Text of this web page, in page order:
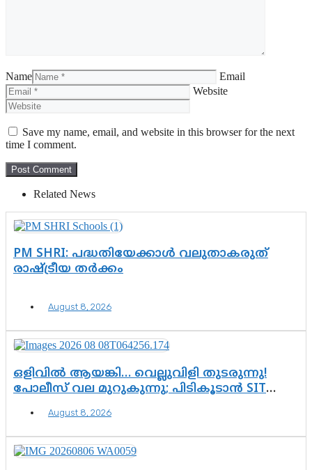
Name
Email
Website
Save my name, email, and website in this browser for the next
time I comment.
Related News
PM SHRI: പദ്ധതിയേക്കാൾ വലുതാകരുത്
രാഷ്ട്രീയ തർക്കം
August 8, 2026
ഒളിവിൽ ആയങ്കി… വെല്ലുവിളി തുടരുന്നു!
പോലീസ് വല മുറുകുന്നു; പിടികൂടാൻ SIT
എന്നത് മാത്രം അല്ല—ആയങ്കി
കസ്റ്റഡിയിലായാൽ പുറത്തുവരുക
എന്തൊക്കെ വിവരങ്ങൾ?”
August 8, 2026